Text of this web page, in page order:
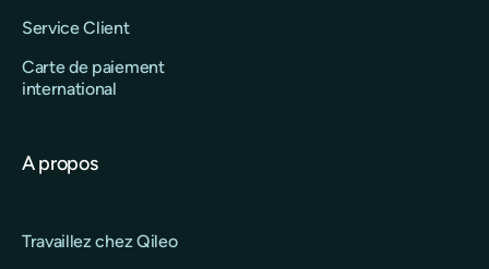
Service Client
Carte de paiement
international
A propos
Travaillez chez Qileo